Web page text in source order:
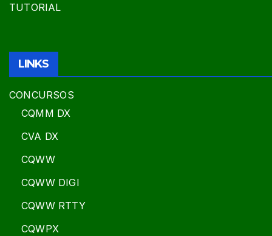
TUTORIAL
LINKS
CONCURSOS
CQMM DX
CVA DX
CQWW
CQWW DIGI
CQWW RTTY
CQWPX